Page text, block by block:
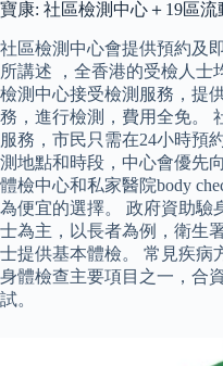
寶康: 社區檢測中心＋19區流
社區檢測中心會提供預約及
所講述 ，全香港的受檢人士
檢測中心接受檢測服務，提
務，進行檢測，費用全免。
服務，市民只需在24小時預
測地點和時段，中心會優先
體檢中心和私家醫院body
為便宜的選擇。 政府資助驗
士為主，以長者為例，衛生
士提供基本體檢。 常見疾病
身體檢查主要項目之一，合
試。